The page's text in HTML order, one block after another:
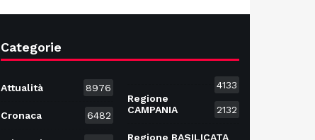
Categorie
Attualità 8976
Cronaca 6482
4133
Regione
CAMPANIA
2132
Regione BASILICATA